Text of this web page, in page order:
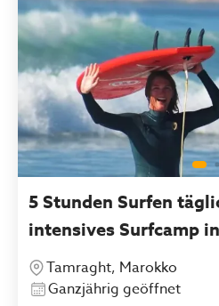
5 Stunden Surfen
intensives Surfcamp
Tamraght, Marokko
Ganzjährig geöffnet